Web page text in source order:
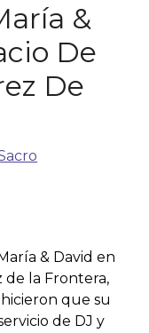
&
De
De
& David en
de la Frontera,
que su
de DJ y